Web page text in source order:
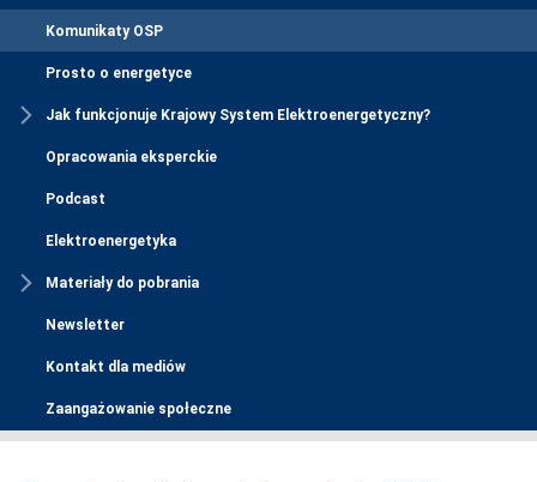
Komunikaty OSP
Prosto o energetyce
Jak funkcjonuje Krajowy System Elektroenergetyczny?
Opracowania eksperckie
Podcast
Elektroenergetyka
Materiały do pobrania
Newsletter
Kontakt dla mediów
Zaangażowanie społeczne